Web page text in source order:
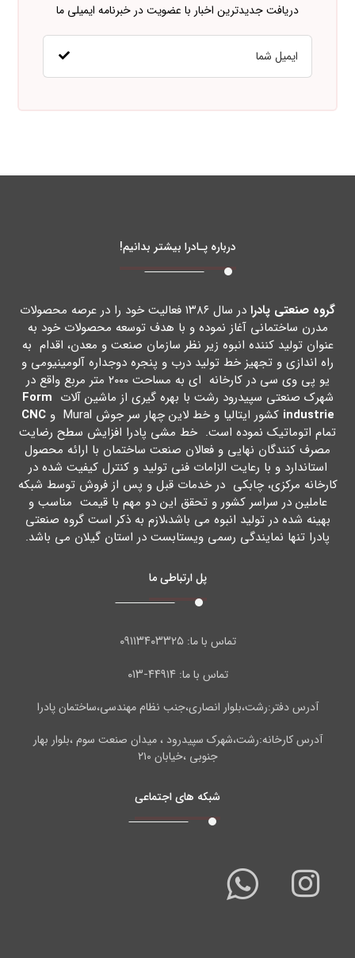
دریافت جدیدترین اخبار با عضویت در خبرنامه ایمیلی ما
درباره پـادرا بیشتر بدانیم!
گروه صنعتی پادرا
در سال ۱۳۸۶ فعالیت خود را در عرصه محصولات
مدرن ساختمانی آغاز نموده و با هدف توسعه محصولات خود به
عنوان تولید کننده انبوه زیر نظر سازمان صنعت و معدن، اقدام به
راه اندازي و تجهیز خط تولید درب و پنجره دوجداره آلومینیومی و
یو پی وي سی در کارخانه اي به مساحت ۲۰۰۰ متر مربع واقع در
شهرك صنعتی سپیدرود رشت با بهره گیري از ماشین آلات Form
industrie کشور ایتالیا و خط لاین چهار سر جوش Mural و
CNC
تمام اتوماتیک نموده است. خط مشی پادرا افزایش سطح رضایت
مصرف کنندگان نهایی و فعالان صنعت ساختمان با ارائه محصول
استاندارد و با رعایت الزامات فنی تولید و کنترل کیفیت شده در
کارخانه مرکزي، چابکی در خدمات قبل و پس از فروش توسط شبکه
عاملین در سراسر کشور و تحقق این دو مهم با قیمت مناسب و
بهینه شده در تولید انبوه می باشد،لازم به ذکر است گروه صنعتی
پادرا تنها نمایندگی رسمی ویستابست در استان گیلان می باشد.
پل ارتباطی ما
تماس با ما:۰۹۱۱۳۴۰۳۳۲۵
تماس با ما: ۴۴۹۱۴-۰۱۳
آدرس دفتر:رشت،بلوار انصاری،جنب نظام مهندسی،ساختمان پادرا
آدرس کارخانه:رشت،شهرک سپیدرود ، میدان صنعت سوم ،بلوار بهار
جنوبی ،خیابان ۲۱۰
شبکه های اجتماعی